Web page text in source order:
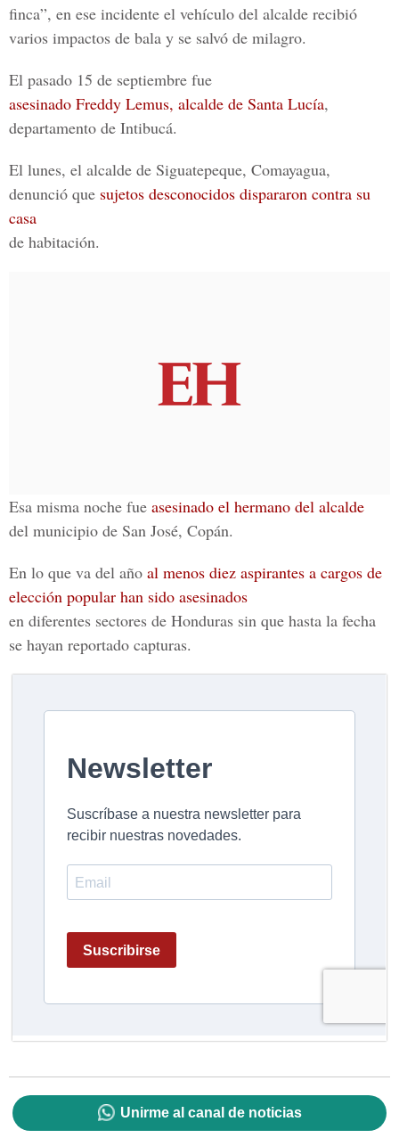
finca”, en ese incidente el vehículo del alcalde recibió
varios impactos de bala y se salvó de milagro.
El pasado 15 de septiembre fue
asesinado Freddy Lemus, alcalde de Santa Lucía,
departamento de Intibucá.
El lunes, el alcalde de Siguatepeque, Comayagua,
denunció que sujetos desconocidos dispararon contra su
casa
de habitación.
Esa misma noche fue asesinado el hermano del alcalde
del municipio de San José, Copán.
En lo que va del año al menos diez aspirantes a cargos de
elección popular han sido asesinados
en diferentes sectores de Honduras sin que hasta la fecha
se hayan reportado capturas.
Unirme al canal de noticias